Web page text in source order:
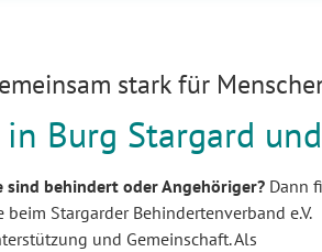
stark für
in Burg Stargard
sind behindert oder Angehöriger? Dann
beim Stargarder Behindertenverband e.V.
und Gemeinschaft. Als